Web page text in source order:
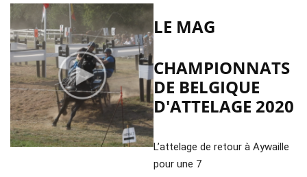
Pau
propos
de
Fin
du
CAI
de
Chablis
avec,
à
LE MAG
CHAMPIONNATS
DE BELGIQUE
D'ATTELAGE 2020
L’attelage de retour à Aywaille
pour une 7